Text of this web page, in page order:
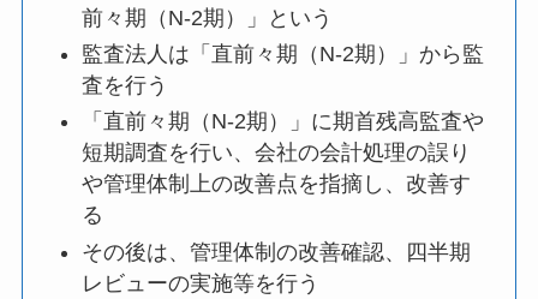
前々期（N-2期）」という
監査法人は「直前々期（N-2期）」から監
査を行う
「直前々期（N-2期）」に期首残高監査や
短期調査を行い、会社の会計処理の誤り
や管理体制上の改善点を指摘し、改善す
る
その後は、管理体制の改善確認、四半期
レビューの実施等を行う